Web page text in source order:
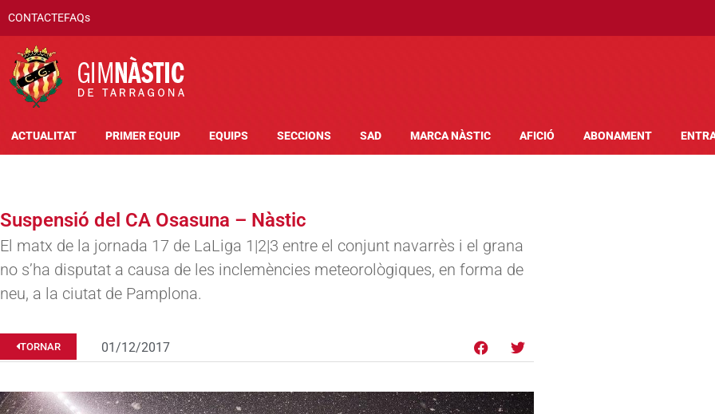
CONTACTEFAQs
ACTUALITAT PRIMER EQUIP EQUIPS SECCIONS SAD MARCA NÀSTIC AFICIÓ ABONAMENT
Suspensió del CA Osasuna – Nàstic
El matx de la jornada 17 de LaLiga 1|2|3 entre el conjunt navarrès i el grana
no s’ha disputat a causa de les inclemències meteorològiques, en forma de
neu, a la ciutat de Pamplona.
TORNAR 01/12/2017